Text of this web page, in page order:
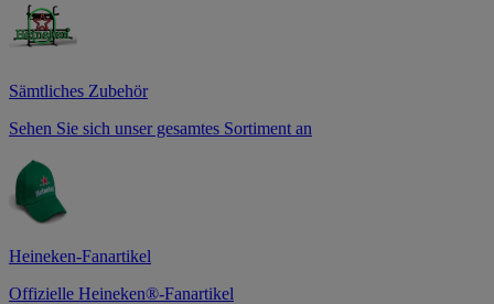
Sämtliches Zubehör
Sehen Sie sich unser gesamtes Sortiment an
Heineken-Fanartikel
Offizielle Heineken®-Fanartikel